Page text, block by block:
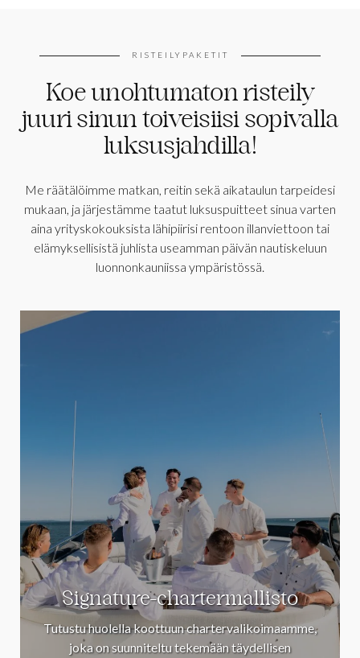
RISTEILYPAKETIT
Koe unohtumaton risteily
juuri sinun toiveisiisi sopivalla
luksusjahdilla!
Me räätälöimme matkan, reitin sekä aikataulun tarpeidesi
mukaan, ja järjestämme taatut luksuspuitteet sinua varten
aina yrityskokouksista lähipiirisi rentoon illanviettoon tai
elämyksellisistä juhlista useamman päivän nautiskeluun
luonnonkauniissa ympäristössä.
Signature-chartermallisto
Tutustu huolella koottuun chartervalikoimaamme,
joka on suunniteltu tekemään täydellisen